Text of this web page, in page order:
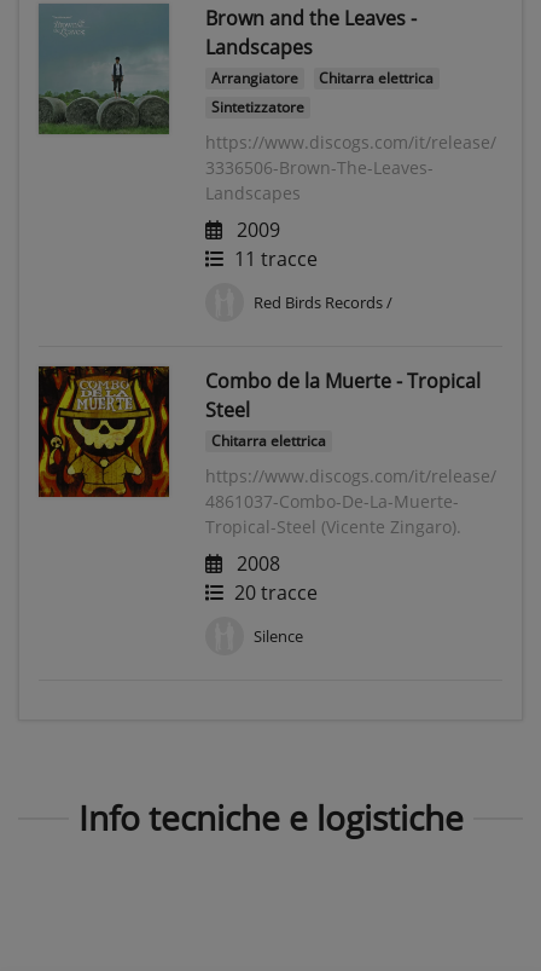
Brown and the Leaves -
Landscapes
Arrangiatore
Chitarra elettrica
Sintetizzatore
https://www.discogs.com/it/release/
3336506-Brown-The-Leaves-
Landscapes
2009
11 tracce
Red Birds Records /
Combo de la Muerte - Tropical
Steel
Chitarra elettrica
https://www.discogs.com/it/release/
4861037-Combo-De-La-Muerte-
Tropical-Steel (Vicente Zingaro).
2008
20 tracce
Silence
Info tecniche e logistiche